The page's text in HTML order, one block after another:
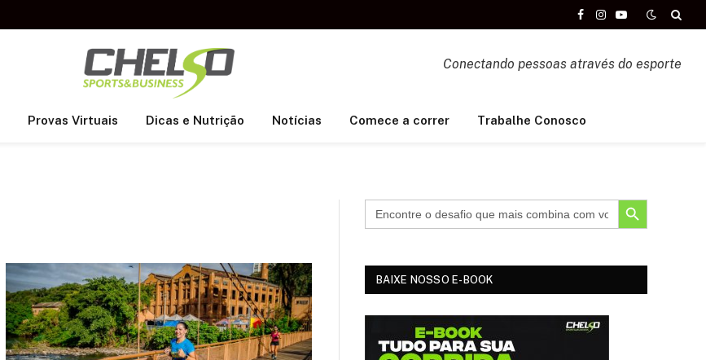
Facebook
Instagram
YouTube
Conectando pessoas através do esporte
Provas Virtuais Dicas e Nutrição Notícias Comece a correr Trabalhe Conosco
SEARCH BUTTON
BAIXE NOSSO E-BOOK